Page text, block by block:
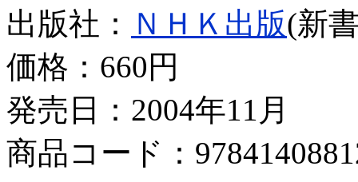
出版社：
ＮＨＫ出版(新
価格： 660円
発売日：2004年11月
商品コード：